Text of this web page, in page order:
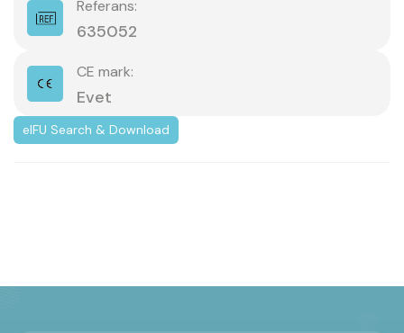
Referans:
635052
CE mark:
Evet
eIFU Search & Download